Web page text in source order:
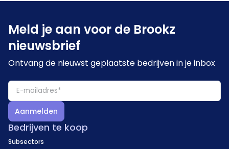
Meld je aan voor de Brookz
nieuwsbrief
Ontvang de nieuwst geplaatste bedrijven in je inbox
Aanmelden
Bedrijven te koop
Subsectors